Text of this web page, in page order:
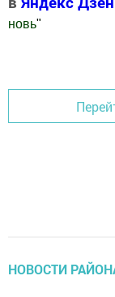
новь"
НОВОСТИ